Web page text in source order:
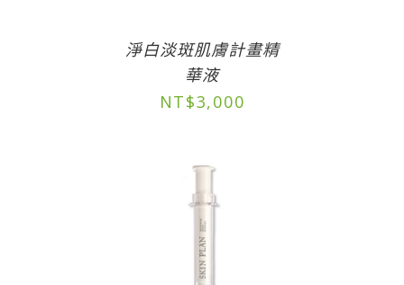
淨白淡斑肌膚計畫精
華液
NT$3,000